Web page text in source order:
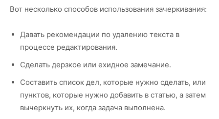
Вот несколько способов использования зачеркивания:
Давать рекомендации по удалению текста в
процессе редактирования.
Сделать дерзкое или ехидное замечание.
Составить список дел, которые нужно сделать, или
пунктов, которые нужно добавить в статью, а затем
вычеркнуть их, когда задача выполнена.